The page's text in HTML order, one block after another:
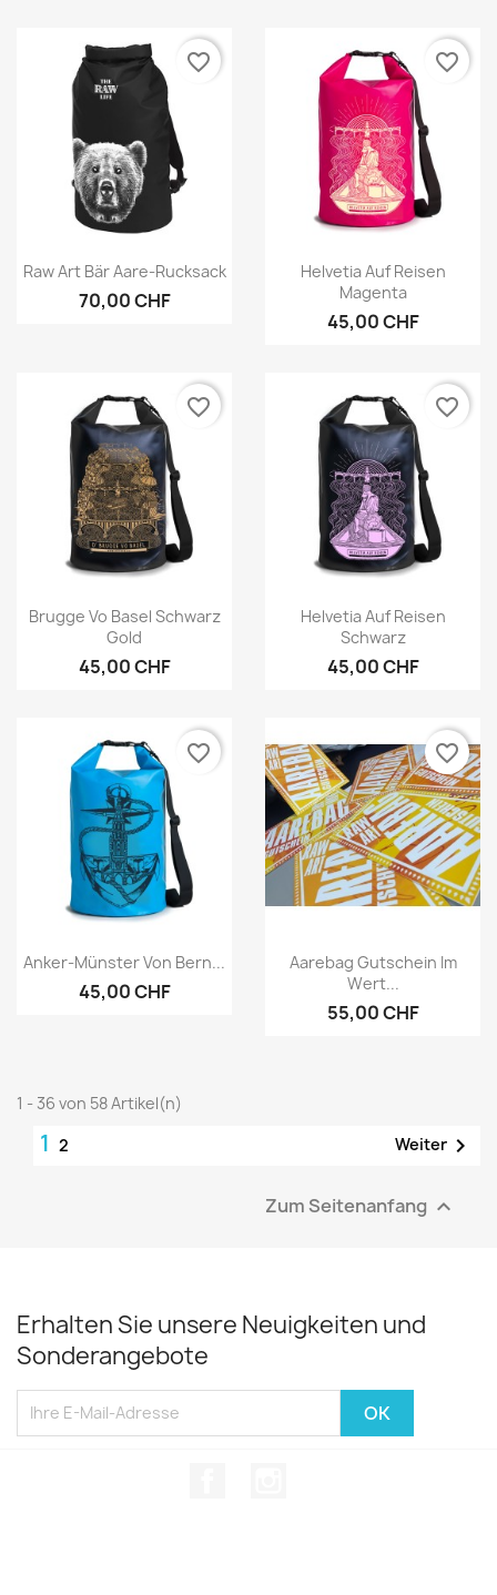
Vorschau
Raw Art Bär Aare-Rucksack
70,00 CHF
favorite_border
Vorschau
Helvetia Auf Reisen
Magenta
45,00 CHF
favorite_border
Vorschau
Brugge Vo Basel Schwarz
Gold
45,00 CHF
favorite_border
Vorschau
Helvetia Auf Reisen
Schwarz
45,00 CHF
favorite_border
Vorschau
Anker-Münster Von Bern...
45,00 CHF
favorite_border
Vorschau
Aarebag Gutschein Im
Wert...
55,00 CHF
favorite_border
1 - 36 von 58 Artikel(n)
1 2 Weiter 
Zum Seitenanfang 
Erhalten Sie unsere Neuigkeiten und
Sonderangebote